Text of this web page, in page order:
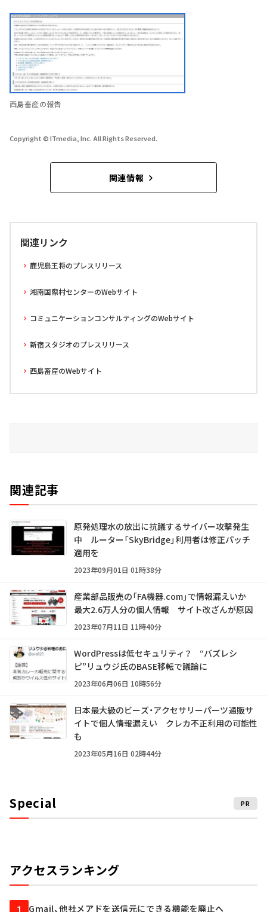
西島畜産の報告
Copyright © ITmedia, Inc. All Rights Reserved.
関連情報
関連リンク
鹿児島王将のプレスリリース
湘南国際村センターのWebサイト
コミュニケーションコンサルティングのWebサイト
新宿スタジオのプレスリリース
西島畜産のWebサイト
関連記事
原発処理水の放出に抗議するサイバー攻撃発生
中 ルーター「SkyBridge」利用者は修正パッチ
適用を
2023年09月01日 01時38分
産業部品販売の「FA機器.com」で情報漏えいか
最大2.6万人分の個人情報 サイト改ざんが原因
2023年07月11日 11時40分
WordPressは低セキュリティ？ “バズレシ
ピ”リュウジ氏のBASE移転で議論に
2023年06月06日 10時56分
日本最大級のビーズ・アクセサリーパーツ通販サ
イトで個人情報漏えい クレカ不正利用の可能性
も
2023年05月16日 02時44分
Special PR
アクセスランキング
1 Gmail、他社メアドを送信元にできる機能を廃止へ